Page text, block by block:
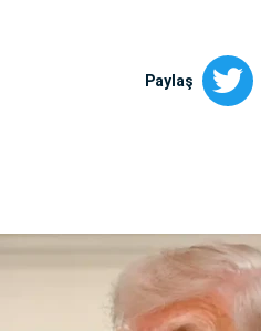
Paylaş